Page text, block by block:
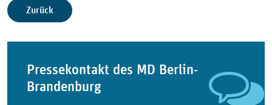
Zurück
Pressekontakt des MD Berlin-
Brandenburg